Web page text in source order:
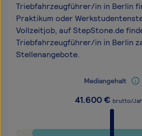
Triebfahrzeugführer/in in Berlin
Praktikum oder
Vollzeitjob, auf StepStone.de
Triebfahrzeugführer/in in Berlin
Stellenangebote.
Mediangehalt
41.600€ brutto/